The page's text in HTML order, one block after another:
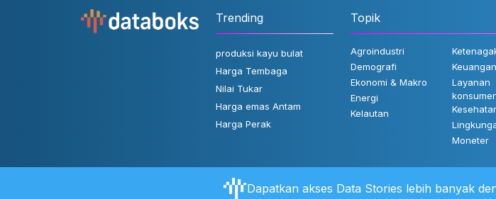
Trending
produksi kayu bulat
Harga Tembaga
Nilai Tukar
Harga emas Antam
Harga Perak
Topik
Agroindustri
Demografi
Ekonomi & Makro
Energi
Kelautan
Keuangan
Layanan
Moneter
Aturan Pengguna FAQ Hubungi Kami
Dapatkan akses Data Stories lebih banyak